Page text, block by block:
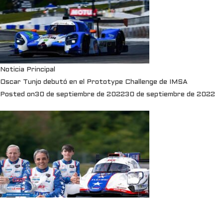
Noticia Principal
Oscar Tunjo debutó en el Prototype Challenge de IMSA
Posted on30 de septiembre de 202230 de septiembre de 2022